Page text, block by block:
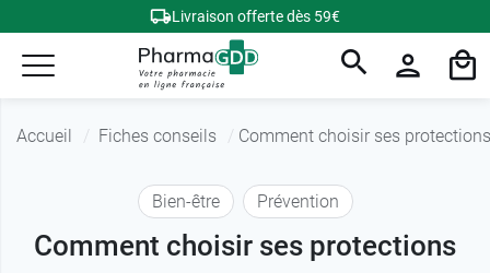
Livraison offerte dès 59€
Accueil Fiches conseils Comment choisir ses
Bien-être Prévention
Comment choisir ses protections